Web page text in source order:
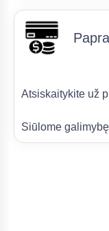
Atsiskaitykite už
Siūlome